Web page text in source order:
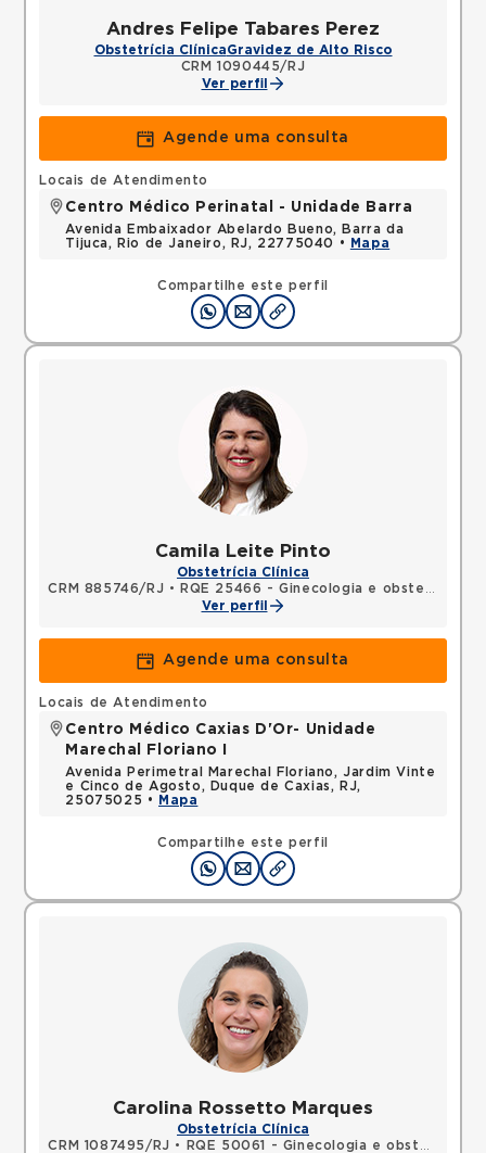
Andres Felipe Tabares Perez
Obstetrícia ClínicaGravidez de Alto Risco
CRM 1090445/RJ
Ver perfil
Agende uma consulta
Compartilhe este perfil
Locais de Atendimento
Centro Médico Perinatal - Unidade Barra
Avenida Embaixador Abelardo Bueno, Barra da
Tijuca, Rio de Janeiro, RJ, 22775040 •
Mapa
Camila Leite Pinto
Obstetrícia Clínica
CRM 885746/RJ •
RQE 25466 - Ginecologia e obstetrícia
Ver perfil
Agende uma consulta
Compartilhe este perfil
Locais de Atendimento
Centro Médico Caxias D'Or- Unidade
Marechal Floriano I
Avenida Perimetral Marechal Floriano, Jardim Vinte
e Cinco de Agosto, Duque de Caxias, RJ,
25075025 •
Mapa
Carolina Rossetto Marques
Obstetrícia Clínica
CRM 1087495/RJ •
RQE 50061 - Ginecologia e obstetrícia